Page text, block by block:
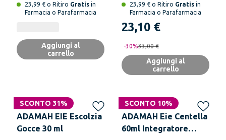
23,99 € o Ritiro Gratis in
Farmacia o Parafarmacia
Aggiungi al
carrello
23,99 € o Ritiro Gratis in
Farmacia o Parafarmacia
23,10 €
-30%33,00 €
Aggiungi al
carrello
SCONTO 31%
ADAMAH EIE Escolzia
Gocce 30 ml
SCONTO 10%
ADAMAH Eie Centella
60ml Integratore